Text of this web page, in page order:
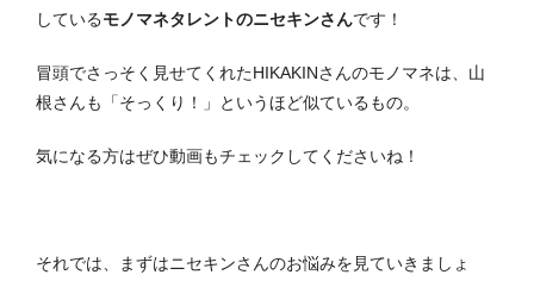
しているモノマネタレントのニセキンさんです！
冒頭でさっそく見せてくれたHIKAKINさんのモノマネは、山
根さんも「そっくり！」というほど似ているもの。
気になる方はぜひ動画もチェックしてくださいね！
それでは、まずはニセキンさんのお悩みを見ていきましょ